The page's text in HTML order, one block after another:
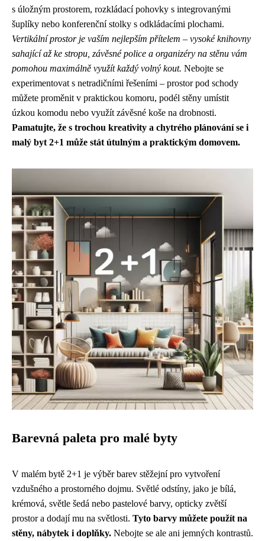
s úložným prostorem, rozkládací pohovky s integrovanými
šuplíky nebo konferenční stolky s odkládacími plochami.
Vertikální prostor je vaším nejlepším přítelem – vysoké knihovny
sahající až ke stropu, závěsné police a organizéry na stěnu vám
pomohou maximálně využít každý volný kout. Nebojte se
experimentovat s netradičními řešeními – prostor pod schody
můžete proměnit v praktickou komoru, podél stěny umístit
úzkou komodu nebo využít závěsné koše na drobnosti.
Pamatujte, že s trochou kreativity a chytrého plánování se i
malý byt 2+1 může stát útulným a praktickým domovem.
Barevná paleta pro malé byty
V malém bytě 2+1 je výběr barev stěžejní pro vytvoření
vzdušného a prostorného dojmu. Světlé odstíny, jako je bílá,
krémová, světle šedá nebo pastelové barvy, opticky zvětší
prostor a dodají mu na světlosti. Tyto barvy můžete použít na
stěny, nábytek i doplňky. Nebojte se ale ani jemných kontrastů.